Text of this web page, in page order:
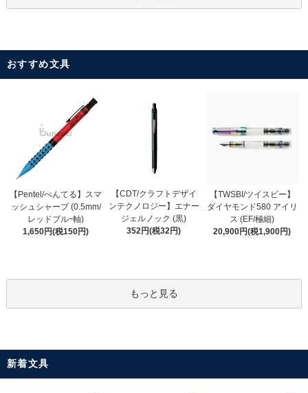
おすすめ文具
【Pentel/ぺんてる】スマ
ッシュシャープ (0.5mm/
レッドブルｰ軸)
1,650円(税150円)
【CDT/クラフトデザイ
ンテクノロジー】エナー
ジェルノック (黒)
352円(税32円)
【TWSBI/ツイスビー】
ダイヤモンド580 アイリ
ス (EF/極細)
20,900円(税1,900円)
もっと見る
新着文具